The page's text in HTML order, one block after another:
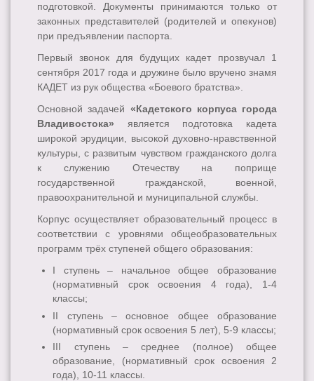
подготовкой. Документы принимаются только от
законных представителей (родителей и опекунов)
при предъявлении паспорта.
Первый звонок для будущих кадет прозвучал 1
сентября 2017 года и дружине было вручено знамя
КАДЕТ из рук общества «Боевого братства».
Основной задачей «Кадетского корпуса города
Владивостока» является подготовка кадета
широкой эрудиции, высокой духовно-нравственной
культуры, с развитым чувством гражданского долга
к служению Отечеству на поприще
государственной гражданской, военной,
правоохранительной и муниципальной службы.
Корпус осуществляет образовательный процесс в
соответствии с уровнями общеобразовательных
программ трёх ступеней общего образования:
I ступень – начальное общее образование
(нормативный срок освоения 4 года), 1-4
классы;
II ступень – основное общее образование
(нормативный срок освоения 5 лет), 5-9 классы;
III ступень – среднее (полное) общее
образование, (нормативный срок освоения 2
года), 10-11 классы.